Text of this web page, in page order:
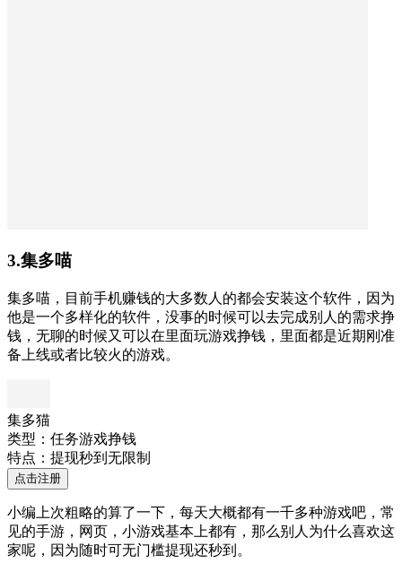
3.集多喵
集多喵，目前手机赚钱的大多数人的都会安装这个软件，因为
他是一个多样化的软件，没事的时候可以去完成别人的需求挣
钱，无聊的时候又可以在里面玩游戏挣钱，里面都是近期刚准
备上线或者比较火的游戏。
集多猫
类型：任务游戏挣钱
特点：提现秒到无限制
点击注册
小编上次粗略的算了一下，每天大概都有一千多种游戏吧，常
见的手游，网页，小游戏基本上都有，那么别人为什么喜欢这
家呢，因为随时可无门槛提现还秒到。